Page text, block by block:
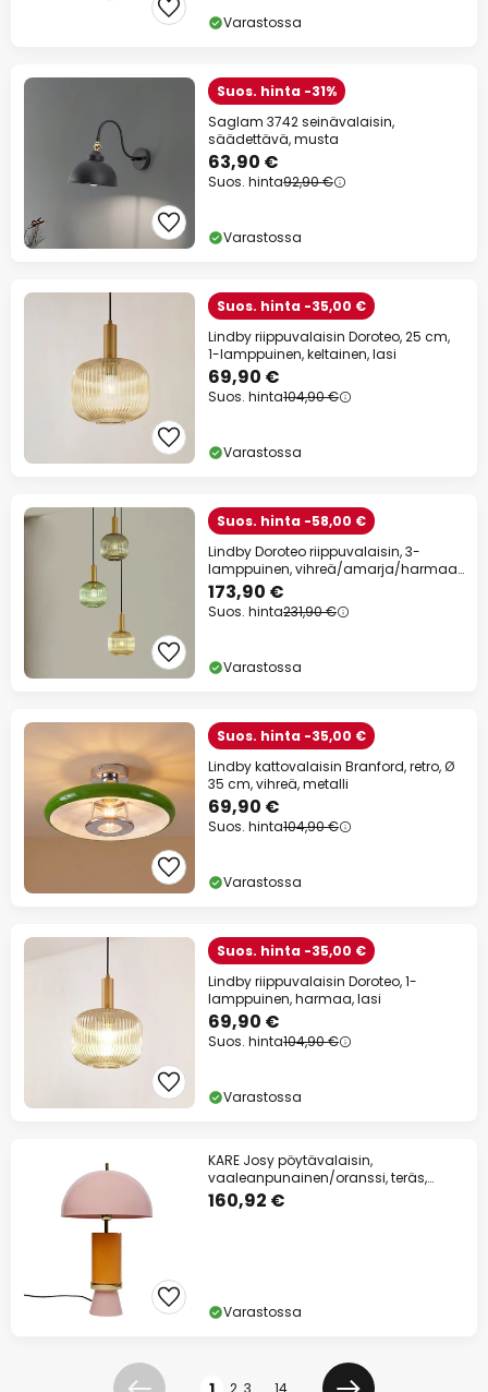
Varastossa
Suos. hinta -31%
Saglam 3742 seinävalaisin,
säädettävä, musta
63,90 €
Suos. hinta92,90 €
Varastossa
Suos. hinta -35,00 €
Lindby riippuvalaisin Doroteo, 25 cm,
1-lamppuinen, keltainen, lasi
69,90 €
Suos. hinta104,90 €
Varastossa
Suos. hinta -58,00 €
Lindby Doroteo riippuvalaisin, 3-
lamppuinen, vihreä/amarja/harmaa,
lasi
173,90 €
Suos. hinta231,90 €
Varastossa
Suos. hinta -35,00 €
Lindby kattovalaisin Branford, retro, Ø
35 cm, vihreä, metalli
69,90 €
Suos. hinta104,90 €
Varastossa
Suos. hinta -35,00 €
Lindby riippuvalaisin Doroteo, 1-
lamppuinen, harmaa, lasi
69,90 €
Suos. hinta104,90 €
Varastossa
KARE Josy pöytävalaisin,
vaaleanpunainen/oranssi, teräs,
korkeus 51 cm
160,92 €
Varastossa